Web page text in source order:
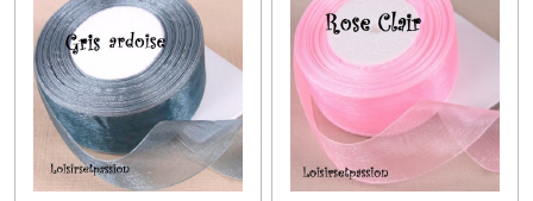
Organza
uni
-
6
mm
(55)